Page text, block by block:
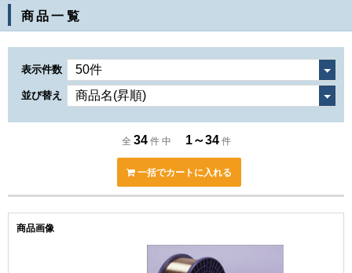
商品一覧
表示件数
並び替え
全 34 件 中 1～34 件
一括でカートに入れる